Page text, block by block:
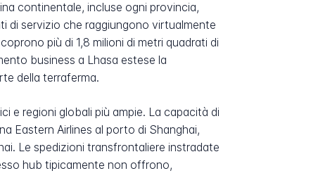
continentale, incluse ogni provincia,
di servizio che raggiungono virtualmente
più di 1,8 milioni di metri quadrati di
business a Lhasa estese la
della terraferma.
e regioni globali più ampie. La capacità di
Eastern Airlines al porto di Shanghai,
Le spedizioni transfrontaliere instradate
hub tipicamente non offrono,